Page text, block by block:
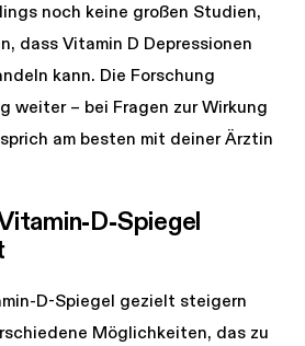
noch keine großen Studien,
dass Vitamin D Depressionen
kann. Die Forschung
– bei Fragen zur Wirkung
am besten mit deiner Ärztin
D-Spiegel
D-Spiegel gezielt steigern
Möglichkeiten, das zu